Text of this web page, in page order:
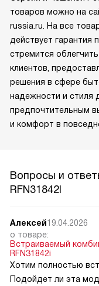
товаров можно на
russia.ru. На все
действует гарантия
стремится
клиентов,
решения в сфере
надежности и стиля
предпочтительным
и комфорт в
Вопросы и
RFN31842I
Алексей19.04.2026
о товаре:
Встраиваемый
RFN31842i
Хотим полностью
Подойдет ли эта